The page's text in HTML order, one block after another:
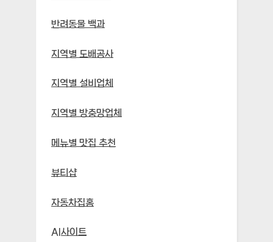
반려동물 백과
지역별 도배공사
지역별 설비업체
지역별 방충망업체
메뉴별 맛집 추천
뷰티샵
자동차집홈
AI사이트